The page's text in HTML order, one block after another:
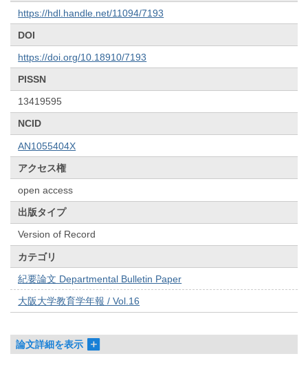
https://hdl.handle.net/11094/7193
DOI
https://doi.org/10.18910/7193
PISSN
13419595
NCID
AN1055404X
アクセス権
open access
出版タイプ
Version of Record
カテゴリ
紀要論文 Departmental Bulletin Paper
大阪大学教育学年報 / Vol.16
論文詳細を表示